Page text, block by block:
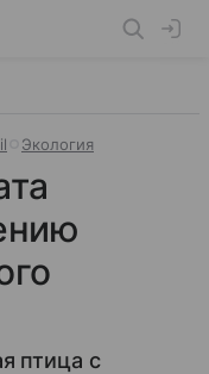
Экология
птица с